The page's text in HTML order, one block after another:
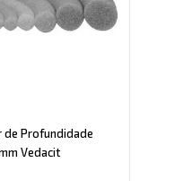
de Profundidade
Vedacit